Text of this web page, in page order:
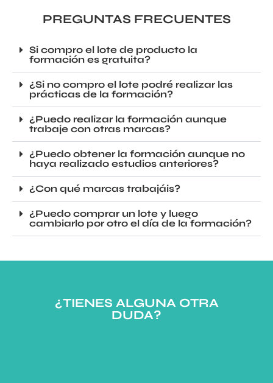
PREGUNTAS FRECUENTES
Si compro el lote de producto la
formación es gratuita?
¿Si no compro el lote podré realizar las
prácticas de la formación?
¿Puedo realizar la formación aunque
trabaje con otras marcas?
¿Puedo obtener la formación aunque no
haya realizado estudios anteriores?
¿Con qué marcas trabajáis?
¿Puedo comprar un lote y luego
cambiarlo por otro el día de la formación?
¿TIENES ALGUNA OTRA
DUDA?